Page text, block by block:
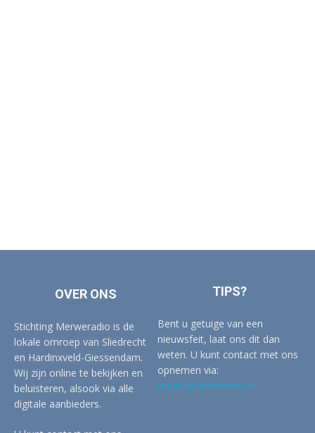
OVER ONS
Stichting Merweradio is de
lokale omroep van Sliedrecht
en Hardinxveld-Giessendam.
Wij zijn online te bekijken en
beluisteren, alsook via alle
digitale aanbieders.
TIPS?
Bent u getuige van een
nieuwsfeit, laat ons dit dan
weten. U kunt contact met ons
opnemen via:
redactie@merwertv.nl